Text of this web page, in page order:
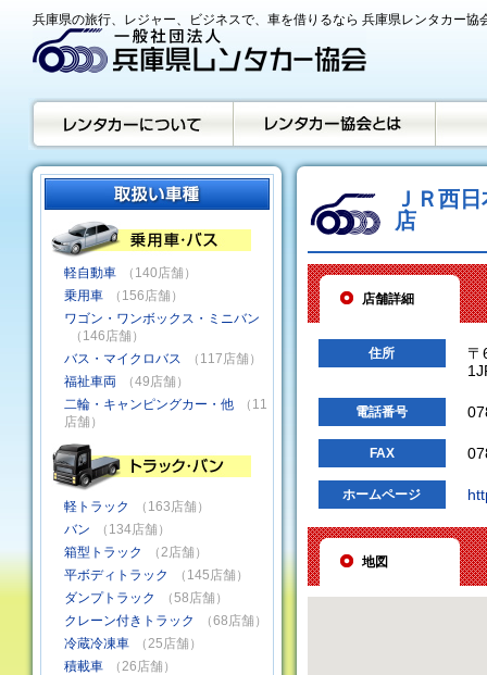
兵庫県の旅行、レジャー、ビジネスで、車を借りるなら 兵庫県レンタカー協
ＪＲ西
店
店舗詳細
住所
〒
電話番号
FAX
ホームページ
地図
軽自動車
（140店舗）
乗用車
（156店舗）
ワゴン・ワンボックス・ミニバン
（146店舗）
バス・マイクロバス
（117店舗）
福祉車両
（49店舗）
二輪・キャンピングカー・他
（11
店舗）
軽トラック
（163店舗）
バン
（134店舗）
箱型トラック
（2店舗）
平ボディトラック
（145店舗）
ダンプトラック
（58店舗）
クレーン付きトラック
（68店舗）
冷蔵冷凍車
（25店舗）
積載車
（26店舗）